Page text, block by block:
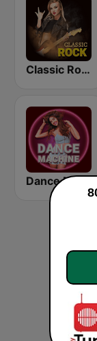
Classic Rock Station
Dance Machine